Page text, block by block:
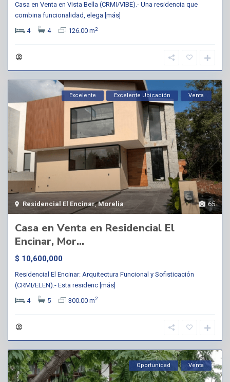
Casa en Venta en Vista Bella (CRMI/VIBE).- Una residencia que
combina funcionalidad, elega [más]
4
4 126.00 m2
65
Residencial El Encinar,Morelia
Excelente Excelente Ubicación Venta
Casa en Venta en Residencial El
Encinar, Mor...
$ 10,600,000
Residencial El Encinar: Arquitectura Funcional y Sofisticación
(CRMI/ELEN).- Esta residenc [más]
4
5 300.00 m2
Oportunidad Venta